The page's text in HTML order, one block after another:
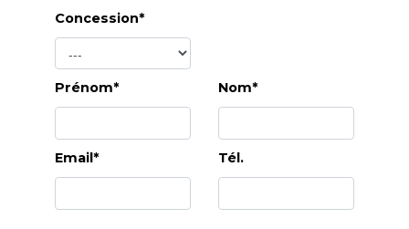
Concession*
Prénom* Nom*
Email* Tél.